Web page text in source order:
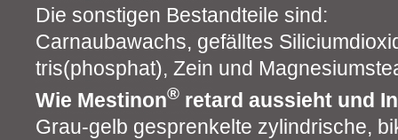
Die sonstigen Bestandteile sind:
Carnaubawachs, gefälltes
tris(phosphat), Zein und
Wie Mestinon® retard aussieht und
Grau-gelb gesprenkelte zylindrische,